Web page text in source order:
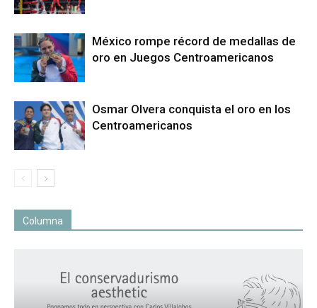
México rompe récord de medallas de
oro en Juegos Centroamericanos
Osmar Olvera conquista el oro en los
Centroamericanos
Columna